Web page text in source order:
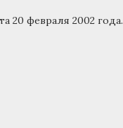
20 февраля 2002 года.